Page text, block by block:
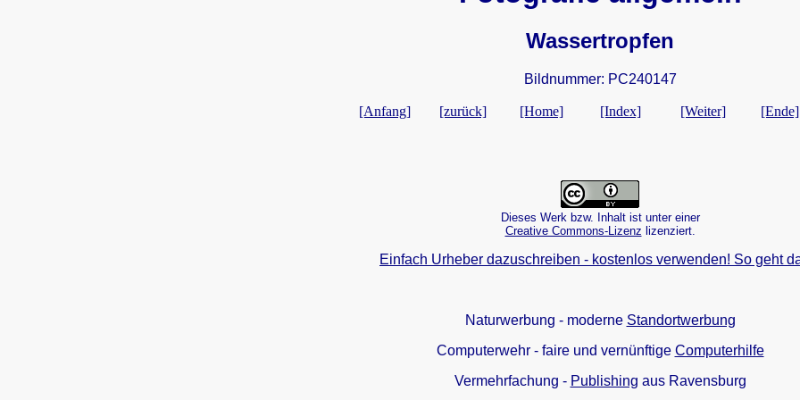
Wassertropfen
Bildnummer: PC240147
[Anfang] [zurück] [Home] [Index] [Weiter] [Ende]
Dieses Werk bzw. Inhalt ist unter einer
Creative Commons-Lizenz lizenziert.
Einfach Urheber dazuschreiben - kostenlos verwenden! So geht
Naturwerbung - moderne Standortwerbung
Computerwehr - faire und vernünftige Computerhilfe
Vermehrfachung - Publishing aus Ravensburg